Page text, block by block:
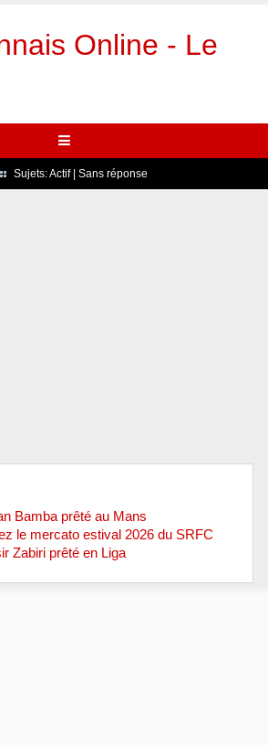
Online - Le
Sujets:Actif| Sans réponse
Bamba prêté au Mans
le mercato estival 2026 du SRFC
Zabiri prêté en Liga